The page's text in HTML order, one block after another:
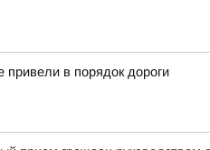
привели в порядок дороги